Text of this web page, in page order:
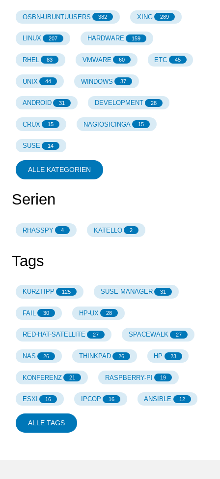
OSBN-UBUNTUUSERS 382 XING 289
LINUX 207 HARDWARE 159
RHEL 83 VMWARE 60 ETC 45
UNIX 44 WINDOWS 37
ANDROID 31 DEVELOPMENT 28
CRUX 15 NAGIOSICINGA 15
SUSE 14
ALLE KATEGORIEN
Serien
RHASSPY 4 KATELLO 2
Tags
KURZTIPP 125 SUSE-MANAGER 31
FAIL 30 HP-UX 28
RED-HAT-SATELLITE 27 SPACEWALK 27
NAS 26 THINKPAD 26 HP 23
KONFERENZ 21 RASPBERRY-PI 19
ESXI 16 IPCOP 16 ANSIBLE 12
ALLE TAGS